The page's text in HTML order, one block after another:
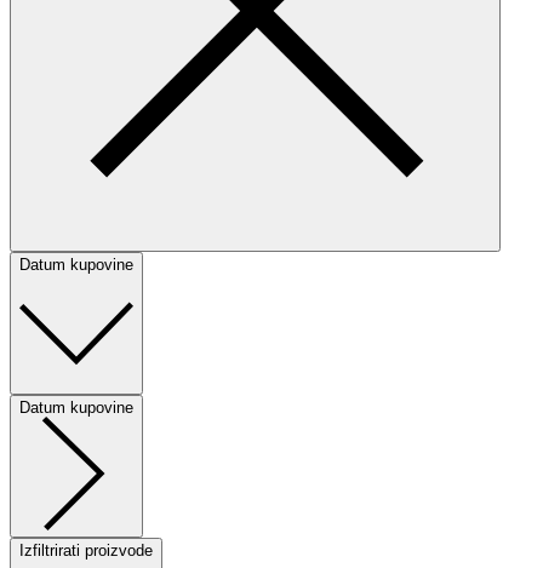
Datum kupovine
Datum kupovine
Izfiltrirati proizvode